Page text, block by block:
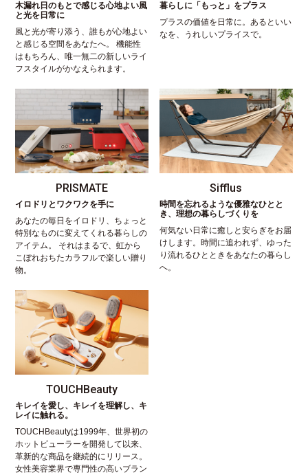
木漏れ日のもとで感じる心地よい風
と光を日常に
風と光が寄り添う、誰もが心地よい
と感じる空間をあなたへ。 機能性
はもちろん、唯一無二の新しいライ
フスタイルがかなえられます。
暮らしに「もっと」をプラス
プラスの価値を日常に。あるといい
なを、うれしいプライスで。
PRISMATE
イロドリとワクワクを手に
あなたの毎日をイロドリ、ちょっと
特別なものに変えてくれる暮らしの
アイテム。 それはまるで、虹から
こぼれおちたカラフルで楽しい贈り
物。
Sifflus
時間を忘れるような優雅なひとと
き、理想の暮らしづくりを
何気ない日常に癒しと安らぎをお届
けします。時間に追われず、ゆった
り流れるひとときをあなたの暮らし
へ。
TOUCHBeauty
キレイを愛し、キレイを理解し、キ
レイに触れる。
TOUCHBeautyは1999年、世界初の
ホットビューラーを開発して以来、
革新的な商品を継続的にリリース。
女性美容業界で専門性の高いブラン